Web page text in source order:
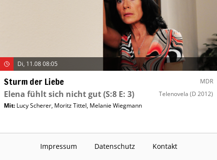
Di, 11.08 08:05
Sturm der Liebe MDR
Elena fühlt sich nicht gut(S:8 E: 3) Telenovela (D 2012)
Mit: Lucy Scherer, Moritz Tittel, Melanie Wiegmann
Impressum Datenschutz Kontakt